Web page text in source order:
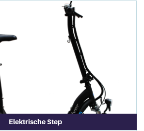
Elektrische Step